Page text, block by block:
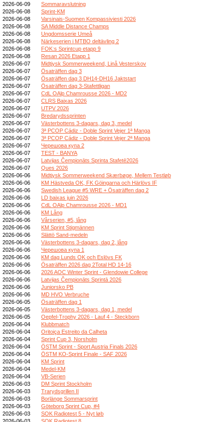
2026-06-09
Sommaravslutning
2026-06-08
Sprint-KM
2026-06-08
Varsinais-Suomen Kompassiviesti 2026
2026-06-08
SA Middle Distance Champs
2026-06-08
Ungdomsserie Umeå
2026-06-08
Närkeserien i MTBO deltävling 2
2026-06-08
FOK:s Sprintcup etapp 9
2026-06-08
Resan 2026 Etapp 1
2026-06-07
Midtjysk Sommerweekend, Linå Vesterskov
2026-06-07
Ösaträffen dag 3
2026-06-07
Ösaträffen dag 3 DH14-DH16 Jaktstart
2026-06-07
Ösaträffen dag 3-Stafettligan
2026-06-07
CdL OAlp Chamrousse 2026 - MD2
2026-06-07
CLRS Baixas 2026
2026-06-07
UTPV 2026
2026-06-07
Bredarydssprinten
2026-06-07
Västerbottens 3-dagars, dag 3, medel
2026-06-07
3ª PCOP Cádiz - Doble Sprint Vejer 1ª Manga
2026-06-07
3ª PCOP Cádiz - Doble Sprint Vejer 2ª Manga
2026-06-07
Черешова купа 2
2026-06-07
TEST - BANYA
2026-06-07
Latvijas Čempionāts Sprinta Stafetē2026
2026-06-07
Ques 2026
2026-06-06
Midtjysk Sommerweekend Skærbøge, Mellem Testløb
2026-06-06
KM Hästveda OK, FK Göingarna och Härlövs IF
2026-06-06
Swedish League #5 WRE + Ösaträffen dag 2
2026-06-06
LD baixas juin 2026
2026-06-06
CdL OAlp Chamrousse 2026 - MD1
2026-06-06
KM Lång
2026-06-06
Vårserien, #5, lång
2026-06-06
KM Sprint Stigmännen
2026-06-06
Slättö Sand-medeln
2026-06-06
Västerbottens 3-dagars, dag 2, lång
2026-06-06
Черешова купа 1
2026-06-06
KM dag Lunds OK och Eslövs FK
2026-06-06
Ösaträffen 2026 dag 2Total HD 14-16
2026-06-06
2026 AOC Winter Sprint - Glendowie College
2026-06-06
Latvijas Čempionāts Sprintā 2026
2026-06-06
Juniorsko PB
2026-06-06
MD HVO Verbruche
2026-06-05
Ösaträffen dag 1
2026-06-05
Västerbottens 3-dagars, dag 1, medel
2026-06-05
Oepfel-Trophy 2026 - Lauf 4 - Steckborn
2026-06-04
Klubbmatch
2026-06-04
Oritoiça Estreito da Calheta
2026-06-04
Sprint Cup 3, Norsholm
2026-06-04
ÖSTM Sprint - Sport Austria Finals 2026
2026-06-04
ÖSTM KO-Sprint Finale - SAF 2026
2026-06-04
KM Sprint
2026-06-04
Medel-KM
2026-06-04
VB-Serien
2026-06-03
DM Sprint Stockholm
2026-06-03
Trarydsgrillen II
2026-06-03
Borlänge Sommarsprint
2026-06-03
Göteborg Sprint Cup, #4
2026-06-03
SOK Radiotest 5 - Nyt løb